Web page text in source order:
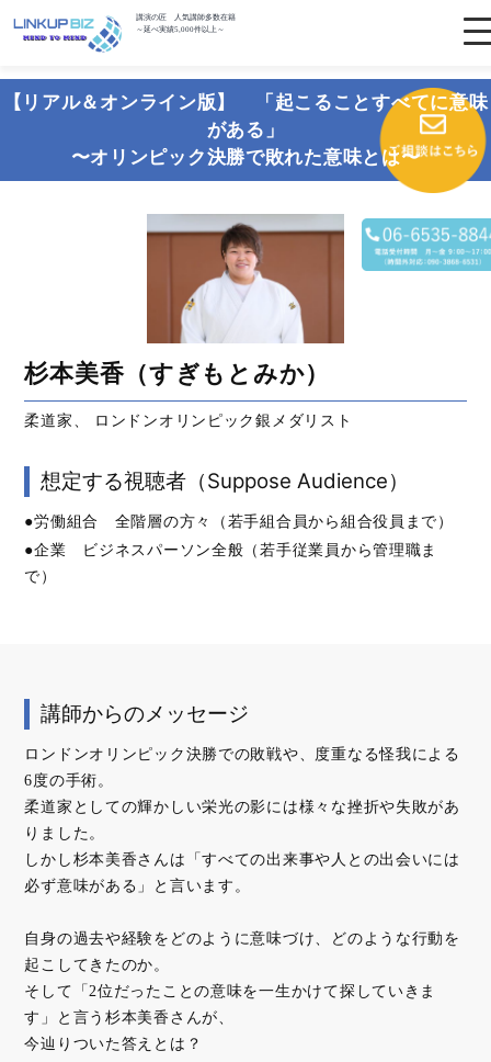
講演の匠 人気講師多数在籍
～延べ実績5,000件以上～
【リアル＆オンライン版】 「起こることすべてに意味
がある」
〜オリンピック決勝で敗れた意味とは〜
杉本美香（すぎもとみか）
柔道家、 ロンドンオリンピック銀メダリスト
想定する視聴者（Suppose Audience）
●労働組合 全階層の方々（若手組合員から組合役員まで）
●企業 ビジネスパーソン全般（若手従業員から管理職ま
で）
講師からのメッセージ
ロンドンオリンピック決勝での敗戦や、度重なる怪我による
6度の手術。
柔道家としての輝かしい栄光の影には様々な挫折や失敗があ
りました。
しかし杉本美香さんは「すべての出来事や人との出会いには
必ず意味がある」と言います。
自身の過去や経験をどのように意味づけ、どのような行動を
起こしてきたのか。
そして「2位だったことの意味を一生かけて探していきま
す」と言う杉本美香さんが、
今辿りついた答えとは？